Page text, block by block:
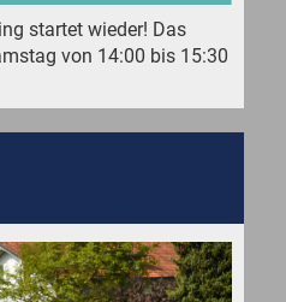
startet wieder! Das
von 14:00 bis 15:30